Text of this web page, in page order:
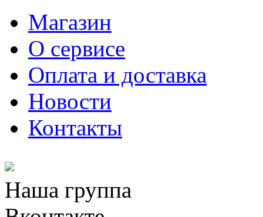
Магазин
О cервисе
Оплата и доставка
Новости
Контакты
Наша группа